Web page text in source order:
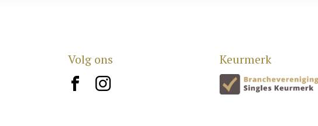
Volg ons
brand10 brand12
Keurmerk